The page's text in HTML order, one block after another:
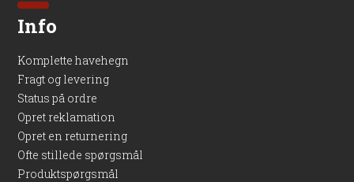
Info
Komplette havehegn
Fragt og levering
Status på ordre
Opret reklamation
Opret en returnering
Ofte stillede spørgsmål
Produktspørgsmål